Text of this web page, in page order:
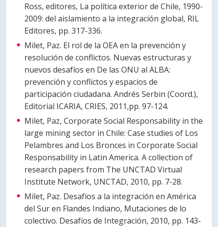
Ross, editores, La política exterior de Chile, 1990-
2009: del aislamiento a la integración global, RIL
Editores, pp. 317-336.
Milet, Paz. El rol de la OEA en la prevención y
resolución de conflictos. Nuevas estructuras y
nuevos desafíos en De las ONU al ALBA:
prevención y conflictos y espacios de
participación ciudadana. Andrés Serbin (Coord.),
Editorial ICARIA, CRIES, 2011,pp. 97-124.
Milet, Paz, Corporate Social Responsability in the
large mining sector in Chile: Case studies of Los
Pelambres and Los Bronces in Corporate Social
Responsability in Latin America. A collection of
research papers from The UNCTAD Virtual
Institute Network, UNCTAD, 2010, pp. 7-28.
Milet, Paz. Desafíos a la integración en América
del Sur en Flandes Indiano, Mutaciones de lo
colectivo. Desafíos de Integración, 2010, pp. 143-